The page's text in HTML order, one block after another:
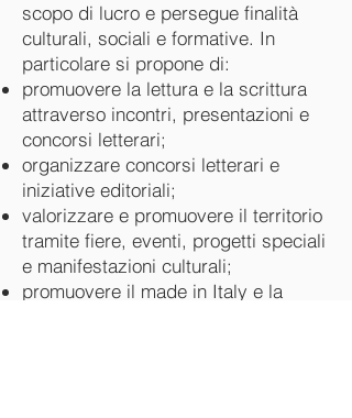
scopo di lucro e persegue finalità
culturali, sociali e formative. In
particolare si propone di:
promuovere la lettura e la scrittura
attraverso incontri, presentazioni e
concorsi letterari;
organizzare concorsi letterari e
iniziative editoriali;
valorizzare e promuovere il territorio
tramite fiere, eventi, progetti speciali
e manifestazioni culturali;
promuovere il made in Italy e la